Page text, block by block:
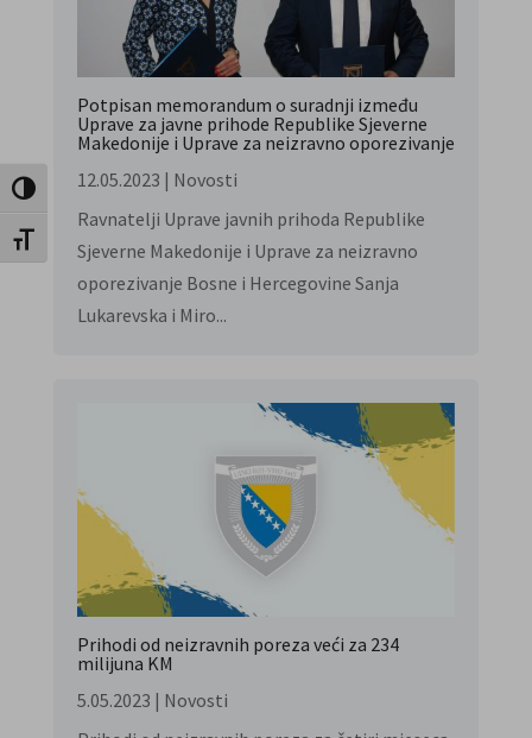
Uključi / isključi visoki kontrast
Uključi / isključi veličinu fonta
Potpisan memorandum o suradnji između
Uprave za javne prihode Republike Sjeverne
Makedonije i Uprave za neizravno oporezivanje
12.05.2023 | Novosti
Ravnatelji Uprave javnih prihoda Republike
Sjeverne Makedonije i Uprave za neizravno
oporezivanje Bosne i Hercegovine Sanja
Lukarevska i Miro...
Prihodi od neizravnih poreza veći za 234
milijuna KM
5.05.2023 | Novosti